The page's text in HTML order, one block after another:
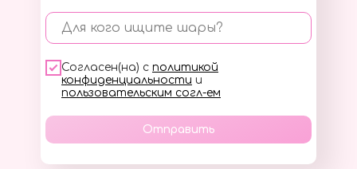
Для кого ищите шары?
Согласен(на) с политикой
конфиденциальности и
пользовательским согл-ем
Отправить